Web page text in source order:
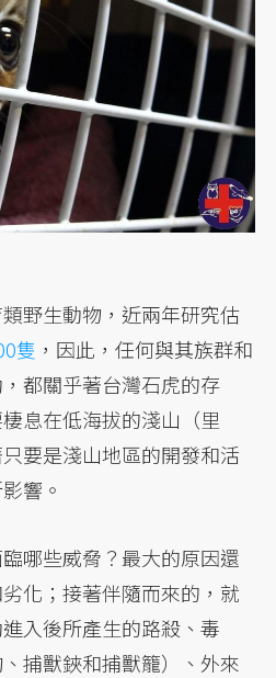
野生動物，近兩年研究估
隻 ，因此，任何與其族群和
都關乎著台灣石虎的存
息在低海拔的淺山（里
要是淺山地區的開發和活
響。
哪些威脅？最大的原因還
化；接著伴隨而來的，就
入後所產生的路殺、毒
捕獸鋏和捕獸籠）、外來